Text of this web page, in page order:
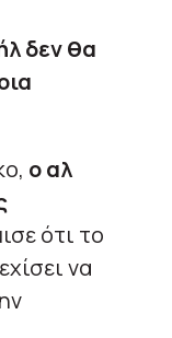
δεν θα
ο αλ
ότι το
να